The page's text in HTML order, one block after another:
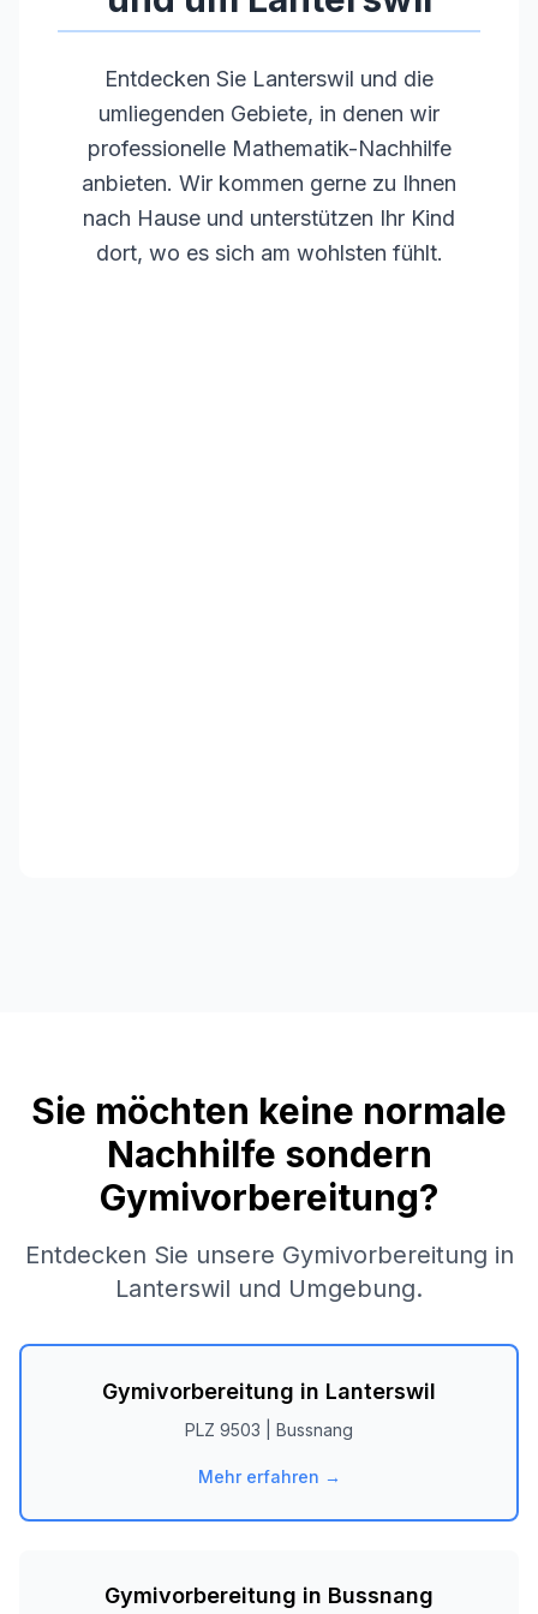
Entdecken Sie Lanterswil und die
umliegenden Gebiete, in denen wir
professionelle Mathematik-Nachhilfe
anbieten. Wir kommen gerne zu Ihnen
nach Hause und unterstützen Ihr Kind
dort, wo es sich am wohlsten fühlt.
Sie möchten keine normale
Nachhilfe sondern
Gymivorbereitung?
Entdecken Sie unsere Gymivorbereitung in
Lanterswil und Umgebung.
Gymivorbereitung in Lanterswil
PLZ 9503 Bussnang
Mehr erfahren →
Gymivorbereitung in Bussnang